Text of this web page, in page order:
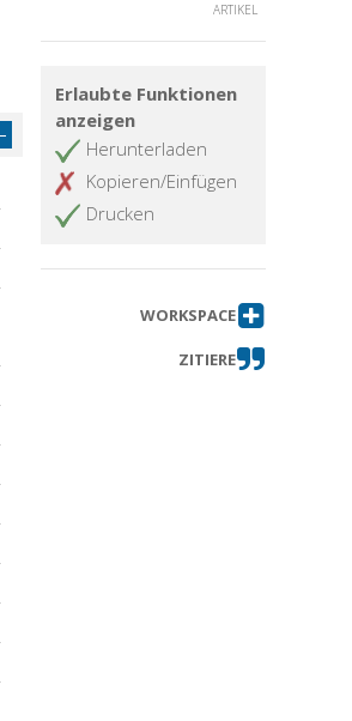
ARTIKEL
Erlaubte Funktionen
anzeigen
Herunterladen
Kopieren/Einfügen
Drucken
WORKSPACE
ZITIERE